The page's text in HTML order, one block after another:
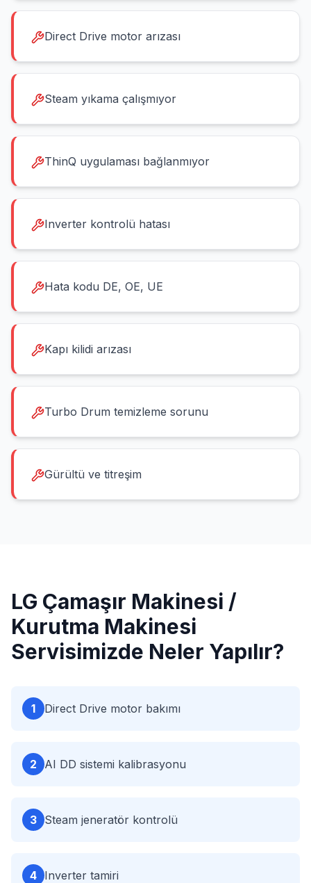
Direct Drive motor arızası
Steam yıkama çalışmıyor
ThinQ uygulaması bağlanmıyor
Inverter kontrolü hatası
Hata kodu DE, OE, UE
Kapı kilidi arızası
Turbo Drum temizleme sorunu
Gürültü ve titreşim
LG Çamaşır Makinesi /
Kurutma Makinesi
Servisimizde Neler Yapılır?
1 Direct Drive motor bakımı
2 AI DD sistemi kalibrasyonu
3 Steam jeneratör kontrolü
4 Inverter tamiri